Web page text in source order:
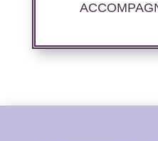
nous avons